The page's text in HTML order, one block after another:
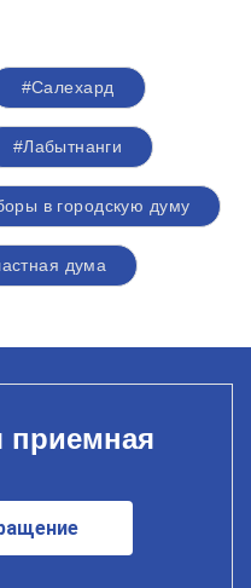
#Салехард
#Лабытнанги
в городскую думу
дума
приемная